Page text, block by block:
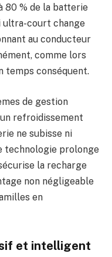
80 % de la batterie
ultra-court change
au conducteur
comme lors
temps conséquent.
de gestion
refroidissement
ne subisse ni
technologie prolonge
la recharge
non négligeable
en
et intelligent